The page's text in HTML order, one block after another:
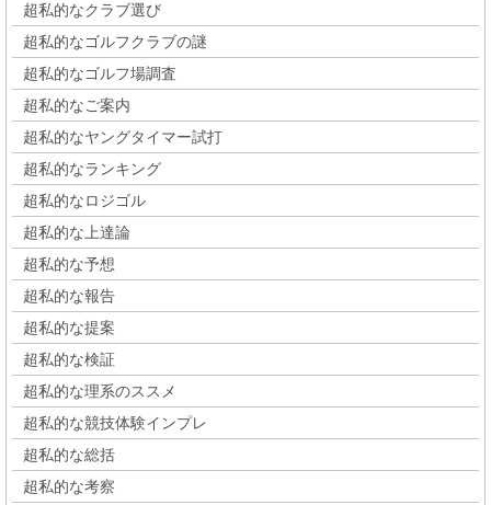
超私的なクラブ選び
超私的なゴルフクラブの謎
超私的なゴルフ場調査
超私的なご案内
超私的なヤングタイマー試打
超私的なランキング
超私的なロジゴル
超私的な上達論
超私的な予想
超私的な報告
超私的な提案
超私的な検証
超私的な理系のススメ
超私的な競技体験インプレ
超私的な総括
超私的な考察